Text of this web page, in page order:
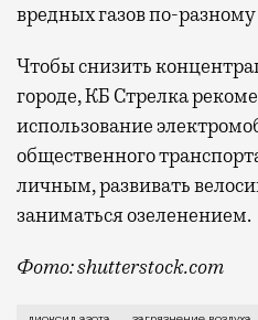
вредных газов по-разному
Чтобы снизить
городе, КБ Стрелка
использование
общественного
личным, развивать
заниматься озеленением.
Фото: shutterstock.com